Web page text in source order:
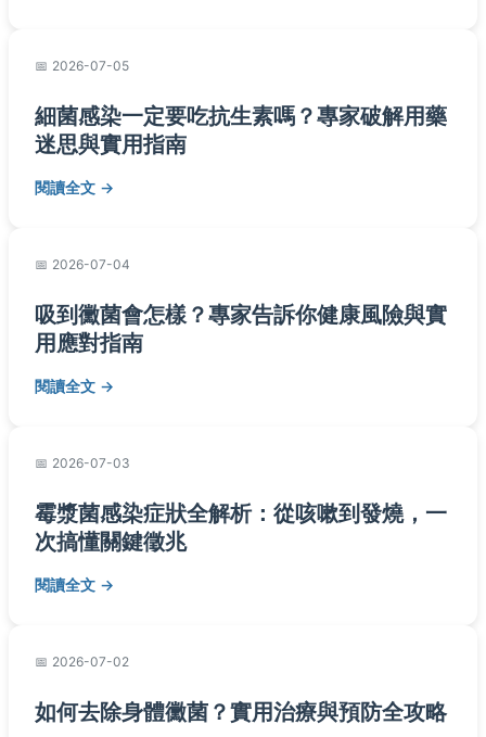
2026-07-05
細菌感染一定要吃抗生素嗎？專家破解用藥
迷思與實用指南
閱讀全文
2026-07-04
吸到黴菌會怎樣？專家告訴你健康風險與實
用應對指南
閱讀全文
2026-07-03
霉漿菌感染症狀全解析：從咳嗽到發燒，一
次搞懂關鍵徵兆
閱讀全文
2026-07-02
如何去除身體黴菌？實用治療與預防全攻略